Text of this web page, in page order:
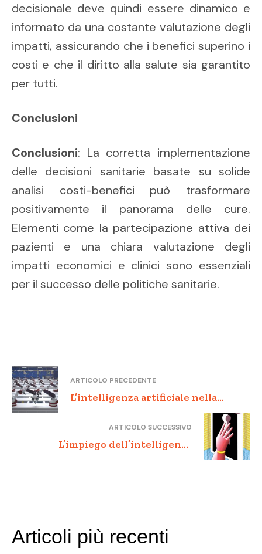
decisionale deve quindi essere dinamico e
informato da una costante valutazione degli
impatti, assicurando che i benefici superino i
costi e che il diritto alla salute sia garantito
per tutti.
Conclusioni
Conclusioni: La corretta implementazione
delle decisioni sanitarie basate su solide
analisi costi-benefici può trasformare
positivamente il panorama delle cure.
Elementi come la partecipazione attiva dei
pazienti e una chiara valutazione degli
impatti economici e clinici sono essenziali
per il successo delle politiche sanitarie.
ARTICOLO PRECEDENTE
L’intelligenza artificiale nella
pubblica amministrazione: vantaggi
ARTICOLO SUCCESSIVO
L’impiego dell’intelligenza
Articoli più recenti